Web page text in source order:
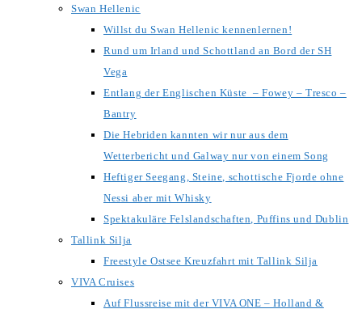
Swan Hellenic
Willst du Swan Hellenic kennenlernen!
Rund um Irland und Schottland an Bord der SH
Vega
Entlang der Englischen Küste – Fowey – Tresco –
Bantry
Die Hebriden kannten wir nur aus dem
Wetterbericht und Galway nur von einem Song
Heftiger Seegang, Steine, schottische Fjorde ohne
Nessi aber mit Whisky
Spektakuläre Felslandschaften, Puffins und Dublin
Tallink Silja
Freestyle Ostsee Kreuzfahrt mit Tallink Silja
VIVA Cruises
Auf Flussreise mit der VIVA ONE – Holland &